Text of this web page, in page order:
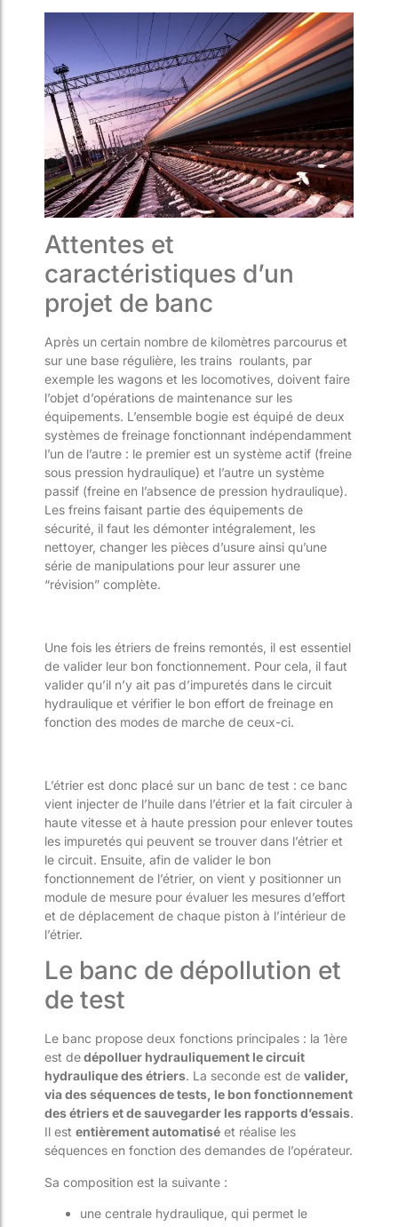
Attentes et
caractéristiques d’un
projet de banc
Après un certain nombre de kilomètres parcourus et
sur une base régulière, les trains roulants, par
exemple les wagons et les locomotives, doivent faire
l’objet d’opérations de maintenance sur les
équipements. L’ensemble bogie est équipé de deux
systèmes de freinage fonctionnant indépendamment
l’un de l’autre : le premier est un système actif (freine
sous pression hydraulique) et l’autre un système
passif (freine en l’absence de pression hydraulique).
Les freins faisant partie des équipements de
sécurité, il faut les démonter intégralement, les
nettoyer, changer les pièces d’usure ainsi qu’une
série de manipulations pour leur assurer une
“révision” complète.
Une fois les étriers de freins remontés, il est essentiel
de valider leur bon fonctionnement. Pour cela, il faut
valider qu’il n’y ait pas d’impuretés dans le circuit
hydraulique et vérifier le bon effort de freinage en
fonction des modes de marche de ceux-ci.
L’étrier est donc placé sur un banc de test : ce banc
vient injecter de l’huile dans l’étrier et la fait circuler à
haute vitesse et à haute pression pour enlever toutes
les impuretés qui peuvent se trouver dans l’étrier et
le circuit. Ensuite, afin de valider le bon
fonctionnement de l’étrier, on vient y positionner un
module de mesure pour évaluer les mesures d’effort
et de déplacement de chaque piston à l’intérieur de
l’étrier.
Le banc de dépollution et
de test
Le banc propose deux fonctions principales : la 1ère
est dedépolluer hydrauliquement le circuit
hydrauliquedes étriers. La seconde est de valider,
via des séquences de tests, le bon fonctionnement
des étriers et de sauvegarder les rapports d’essais.
Il est entièrement automatisé et réalise les
séquences en fonction des demandes de l’opérateur.
Sa composition est la suivante :
une centrale hydraulique, qui permet le